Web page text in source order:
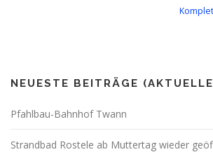
NEUESTE BEITRÄGE
Pfahlbau-Bahnhof Twann
Strandbad Rostele ab Muttertag wieder